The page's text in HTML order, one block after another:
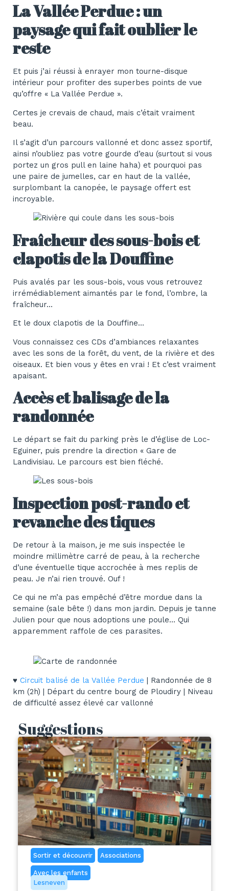
La Vallée Perdue : un
paysage qui fait oublier le
reste
Et puis j’ai réussi à enrayer mon tourne-disque
intérieur pour profiter des superbes points de vue
qu’offre « La Vallée Perdue ».
Certes je crevais de chaud, mais c’était vraiment
beau.
Il s’agit d’un parcours vallonné et donc assez sportif,
ainsi n’oubliez pas votre gourde d’eau (surtout si vous
portez un gros pull en laine haha) et pourquoi pas
une paire de jumelles, car en haut de la vallée,
surplombant la canopée, le paysage offert est
incroyable.
Fraîcheur des sous-bois et
clapotis de la Douffine
Puis avalés par les sous-bois, vous vous retrouvez
irrémédiablement aimantés par le fond, l’ombre, la
fraîcheur…
Et le doux clapotis de la Douffine…
Vous connaissez ces CDs d’ambiances relaxantes
avec les sons de la forêt, du vent, de la rivière et des
oiseaux. Et bien vous y êtes en vrai ! Et c’est vraiment
apaisant.
Accès et balisage de la
randonnée
Le départ se fait du parking près le d’église de Loc-
Eguiner, puis prendre la direction « Gare de
Landivisiau. Le parcours est bien fléché.
Inspection post-rando et
revanche des tiques
De retour à la maison, je me suis inspectée le
moindre millimètre carré de peau, à la recherche
d’une éventuelle tique accrochée à mes replis de
peau. Je n’ai rien trouvé. Ouf !
Ce qui ne m’a pas empêché d’être mordue dans la
semaine (sale bête !) dans mon jardin. Depuis je tanne
Julien pour que nous adoptions une poule… Qui
apparemment raffole de ces parasites.
♥ Circuit balisé de la Vallée Perdue | Randonnée de 8
km (2h) | Départ du centre bourg de Ploudiry | Niveau
de difficulté assez élevé car vallonné
Suggestions
Sortir et découvrir Associations
Avec les enfants
Lesneven